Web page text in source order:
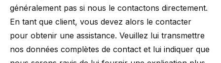
généralement pas si nous le contactons directement.
En tant que client, vous devez alors le contacter
pour obtenir une assistance. Veuillez lui transmettre
nos données complètes de contact et lui indiquer que